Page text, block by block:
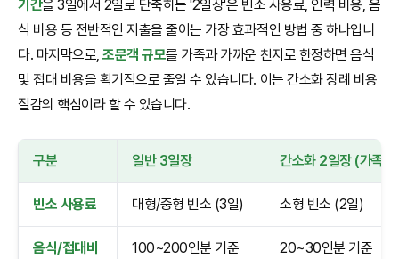
기간을 3일에서 2일로 단축하는 '2일장'은 빈소 사용료, 인력 비용, 음
식 비용 등 전반적인 지출을 줄이는 가장 효과적인 방법 중 하나입니
다. 마지막으로,조문객 규모를 가족과 가까운 친지로 한정하면 음식
및 접대 비용을 획기적으로 줄일 수 있습니다. 이는 간소화 장례 비용
절감의 핵심이라 할 수 있습니다.
구분 일반 3일장 간소화 2일장 (가족
빈소 사용료 대형/중형 빈소 (3일) 소형 빈소 (2일)
음식/접대비 100~200인분 기준 20~30인분 기준